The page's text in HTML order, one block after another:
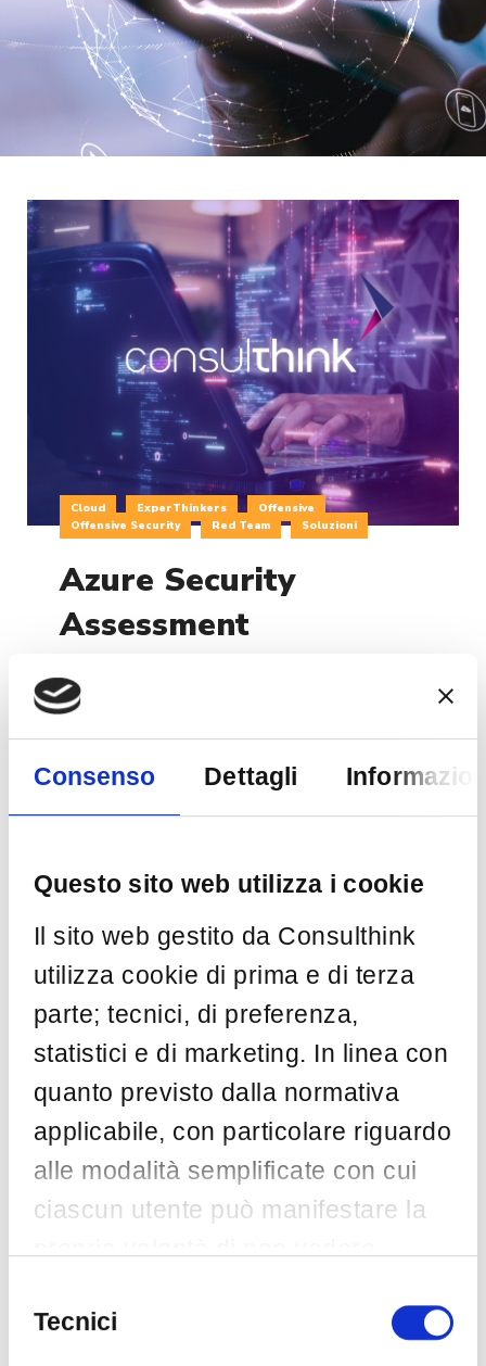
Consenso Dettagli
Questo sito web utilizza i cookie
Il sito web gestito da Consulthink
utilizza cookie di prima e di terza
parte; tecnici, di preferenza,
statistici e di marketing. In linea con
quanto previsto dalla normativa
applicabile, con particolare riguardo
alle modalità semplificate con cui
ciascun utente può manifestare la
propria volontà di non vedere
tipologie di cookie non necessari,
delTecnici
Cloud ExperThinkers
Offensive
Offensive Security
Red Team Soluzioni
Azure Security
Assessment
Nell’ultimo decennio l’industria del cloud
computing è stata interessata da una crescita
esponenziale. Secondo Exploding Topics, dal
e mantenuti in cloud è raddoppiata, fino a
raggiungere circa il 60% della totalità delle
…
byConsulthink Mar 19
Categorie
AI(5)
ASSINTEL(1)
Awareness(2)